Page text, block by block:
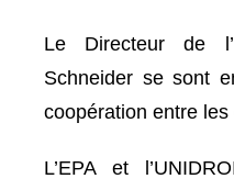
Le Directeur de
Schneider se sont
coopération entre
L’EPA et